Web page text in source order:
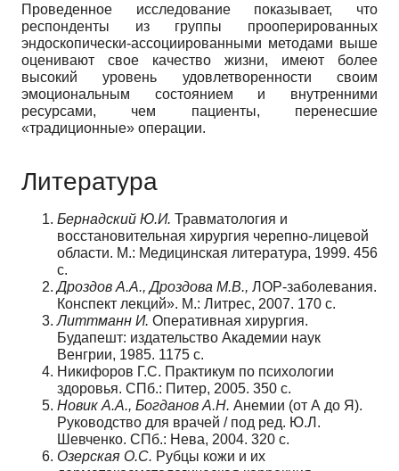
Проведенное исследование показывает, что
респонденты из группы прооперированных
эндоскопически-ассоциированными методами выше
оценивают свое качество жизни, имеют более
высокий уровень удовлетворенности своим
эмоциональным состоянием и внутренними
ресурсами, чем пациенты, перенесшие
«традиционные» операции.
Литература
Бернадский Ю.И. Травматология и
восстановительная хирургия черепно-лицевой
области. М.: Медицинская литература, 1999. 456
с.
Дроздов А.А., Дроздова М.В., ЛОР-заболевания.
Конспект лекций». М.: Литрес, 2007. 170 с.
Литтманн И. Оперативная хирургия.
Будапешт: издательство Академии наук
Венгрии, 1985. 1175 с.
Никифоров Г.С. Практикум по психологии
здоровья. СПб.: Питер, 2005. 350 с.
Новик А.А., Богданов А.Н. Анемии (от А до Я).
Руководство для врачей / под ред. Ю.Л.
Шевченко. СПб.: Нева, 2004. 320 с.
Озерская О.С. Рубцы кожи и их